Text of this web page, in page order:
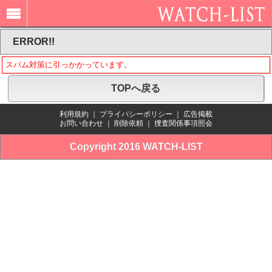
ERROR!!
スパム対策に引っかかっています。
TOPへ戻る
利用規約 プライバシーポリシー
広告掲載
お問い合わせ
削除依頼 捜査関係事項照会
Copyright 2016 WATCH-LIST